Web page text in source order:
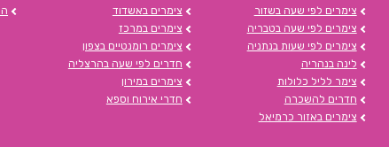
צימרים לפי שעה בשזור
צימרים לפי שעה בטבריה
צימרים לפי שעות בנתניה
לינה בנהריה
צימר לליל כלולות
חדרים להשכרה
צימרים באזור כרמיאל
צימרים באשדוד
צימרים במרכז
צימרים רומנטיים בצפון
חדרים לפי שעה בהרצליה
צימרים במירון
חדרי אירוח וספא